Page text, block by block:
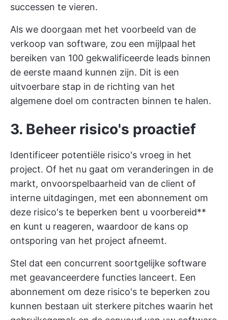
successen te vieren.
Als we doorgaan met het voorbeeld van de
verkoop van software, zou een mijlpaal het
bereiken van 100 gekwalificeerde leads binnen
de eerste maand kunnen zijn. Dit is een
uitvoerbare stap in de richting van het
algemene doel om contracten binnen te halen.
3. Beheer risico's proactief
Identificeer potentiële risico's vroeg in het
project. Of het nu gaat om veranderingen in de
markt, onvoorspelbaarheid van de client of
interne uitdagingen, met een abonnement om
deze risico's te beperken bent u voorbereid**
en kunt u reageren, waardoor de kans op
ontsporing van het project afneemt.
Stel dat een concurrent soortgelijke software
met geavanceerdere functies lanceert. Een
abonnement om deze risico's te beperken zou
kunnen bestaan uit sterkere pitches waarin het